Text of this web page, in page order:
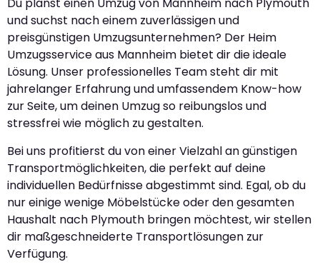
Du planst einen Umzug von Mannheim nach Plymouth
und suchst nach einem zuverlässigen und
preisgünstigen Umzugsunternehmen? Der Heim
Umzugsservice aus Mannheim bietet dir die ideale
Lösung. Unser professionelles Team steht dir mit
jahrelanger Erfahrung und umfassendem Know-how
zur Seite, um deinen Umzug so reibungslos und
stressfrei wie möglich zu gestalten.
Bei uns profitierst du von einer Vielzahl an günstigen
Transportmöglichkeiten, die perfekt auf deine
individuellen Bedürfnisse abgestimmt sind. Egal, ob du
nur einige wenige Möbelstücke oder den gesamten
Haushalt nach Plymouth bringen möchtest, wir stellen
dir maßgeschneiderte Transportlösungen zur
Verfügung.